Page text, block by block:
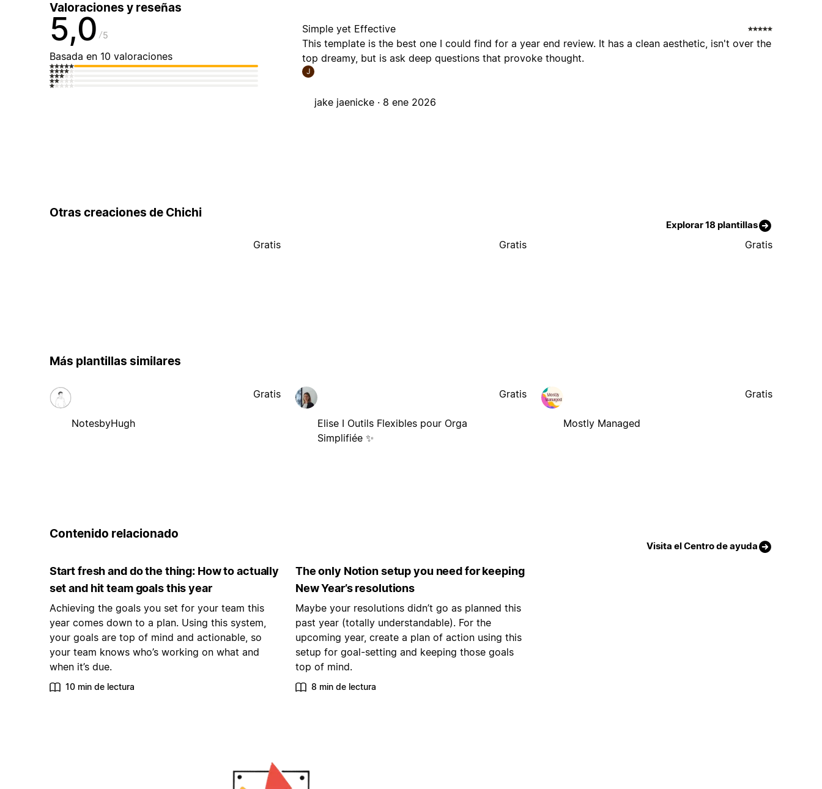
Valoraciones y reseñas
5,0 5
Basada en 10 valoraciones
Simple yet Effective
This template is the best one I could find for a year end review. It has a clean aesthetic, isn't over the
top dreamy, but is ask deep questions that provoke thought.
J
jake jaenicke · 8 ene 2026
Otras creaciones de Chichi
Explorar 18 plantillas
Gratis Gratis Gratis
Más plantillas similares
NotesbyHugh
Gratis
Elise I Outils Flexibles pour Orga
Simplifiée ✨
Gratis
Mostly Managed
Gratis
Contenido relacionado
Visita el Centro de ayuda
Start fresh and do the thing: How to actually
set and hit team goals this year
Achieving the goals you set for your team this
year comes down to a plan. Using this system,
your goals are top of mind and actionable, so
your team knows who’s working on what and
when it’s due.
10 min de lectura
The only Notion setup you need for keeping
New Year’s resolutions
Maybe your resolutions didn’t go as planned this
past year (totally understandable). For the
upcoming year, create a plan of action using this
setup for goal-setting and keeping those goals
top of mind.
8 min de lectura